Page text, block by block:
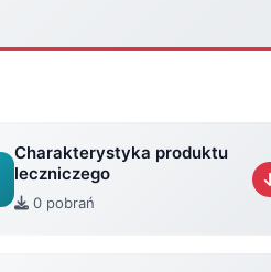
Charakterystyka produktu
leczniczego
0 pobrań